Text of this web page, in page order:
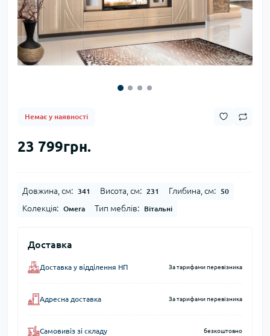
Немає у наявності
23 799грн.
Довжина, см: 341 Висота, см: 231 Глибина, см: 50
Колекція: Омега Тип меблів: Вітальні
Доставка
Доставка у відділення НП За тарифами перевізника
Адресна доставка За тарифами перевізника
Самовивіз зі складу безкоштовно